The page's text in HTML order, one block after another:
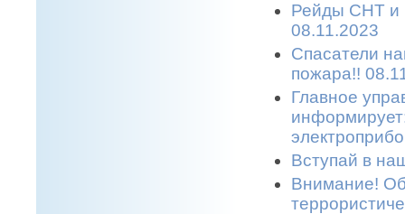
Рейды СНТ и
08.11.2023
Спасатели
пожара!!
Главное
Вступай в
Внимание!